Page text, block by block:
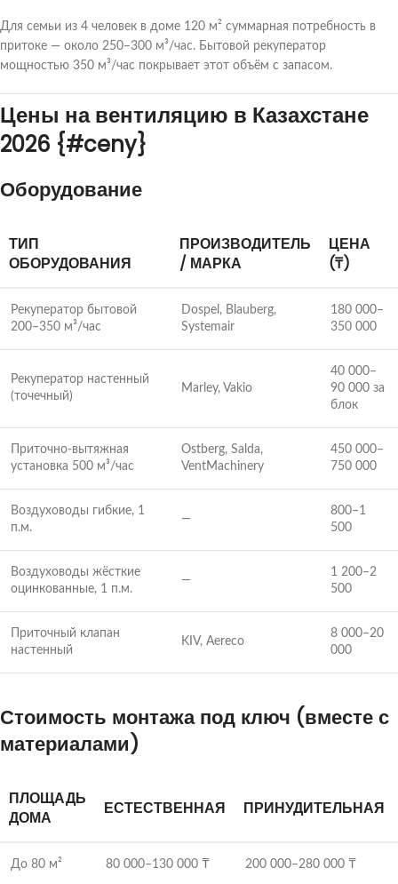
Для семьи из 4 человек в доме 120 м² суммарная потребность в
притоке — около 250–300 м³/час. Бытовой рекуператор
мощностью 350 м³/час покрывает этот объём с запасом.
Цены на вентиляцию в Казахстане
2026 {#ceny}
Оборудование
ТИП
ОБОРУДОВАНИЯ
ПРОИЗВОДИТЕЛЬ
/ МАРКА
ЦЕНА
(₸)
Рекуператор бытовой
200–350 м³/час
Dospel, Blauberg,
Systemair
180 000–
350 000
Рекуператор настенный
(точечный)
Marley, Vakio
40 000–
90 000 за
блок
Приточно-вытяжная
установка 500 м³/час
Ostberg, Salda,
VentMachinery
450 000–
750 000
Воздуховоды гибкие, 1
п.м.
—
800–1
500
Воздуховоды жёсткие
оцинкованные, 1 п.м.
—
1 200–2
500
Приточный клапан
настенный
KIV, Aereco
8 000–20
000
Стоимость монтажа под ключ (вместе с
материалами)
ПЛОЩАДЬ
ДОМА
ЕСТЕСТВЕННАЯ ПРИНУДИТЕЛЬНАЯ
До 80 м² 80 000–130 000 ₸ 200 000–280 000 ₸